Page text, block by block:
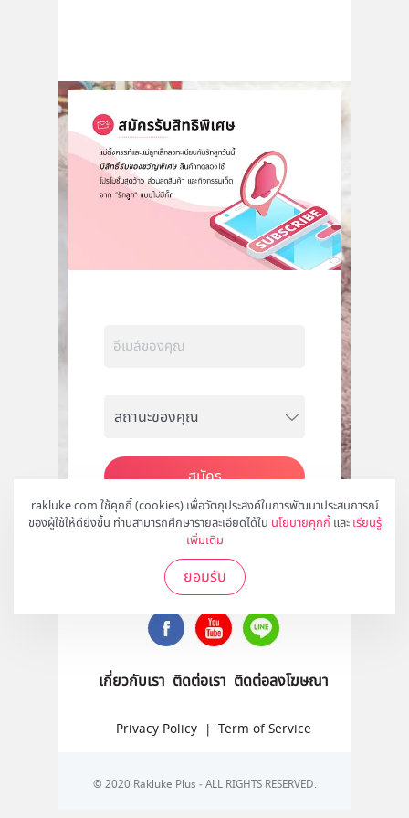
rakluke.com ใช้คุกกี้ (cookies) เพื่อวัตถุประสงค์ในการพัฒนาประสบการณ์
ของผู้ใช้ให้ดียิ่งขึ้น ท่านสามารถศึกษารายละเอียดได้ใน นโยบายคุกกี้ และ เรียนรู้
เพิ่มเติม
ยอมรับ
สมัคร
ติดตามเราได้ที่
เกี่ยวกับเรา ติดต่อเรา ติดต่อลงโฆษณา
Privacy Policy | Term of Service
© 2020 Rakluke Plus - ALL RIGHTS RESERVED.